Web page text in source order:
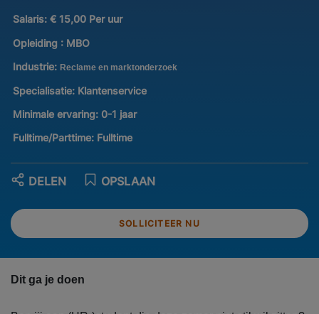
Salaris: € 15,00 Per uur
Opleiding : MBO
Industrie: Reclame en marktonderzoek
Specialisatie: Klantenservice
Minimale ervaring: 0-1 jaar
Fulltime/Parttime: Fulltime
SOLLICITEER NU
OPSLAAN
DELEN
Dit ga je doen